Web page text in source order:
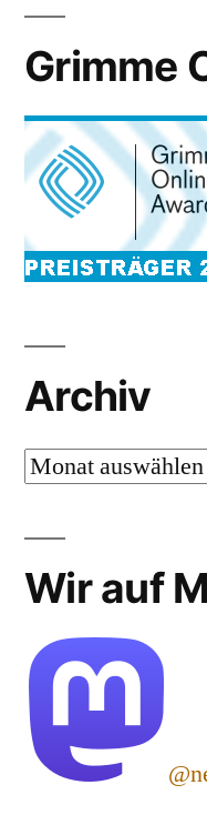
Grimme
Archiv
Archiv
Wir auf